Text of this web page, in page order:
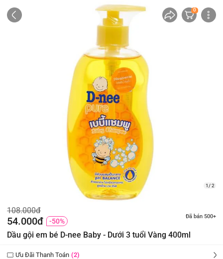
0
1/ 2
108.000đ
54.000đ -50%
Đã bán 500+
Dầu gội em bé D-nee Baby - Dưới 3 tuổi Vàng 400ml
Ưu Đãi Thanh Toán (2)